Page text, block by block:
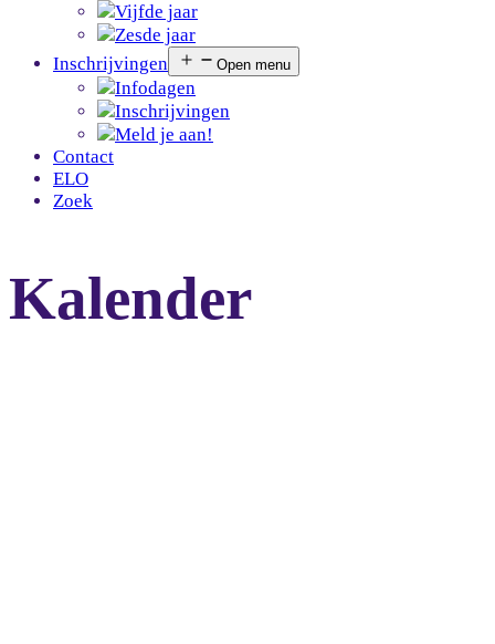
Vijfde jaar
Zesde jaar
Inschrijvingen
Open menu
Infodagen
Inschrijvingen
Meld je aan!
Contact
ELO
Zoek
Kalender